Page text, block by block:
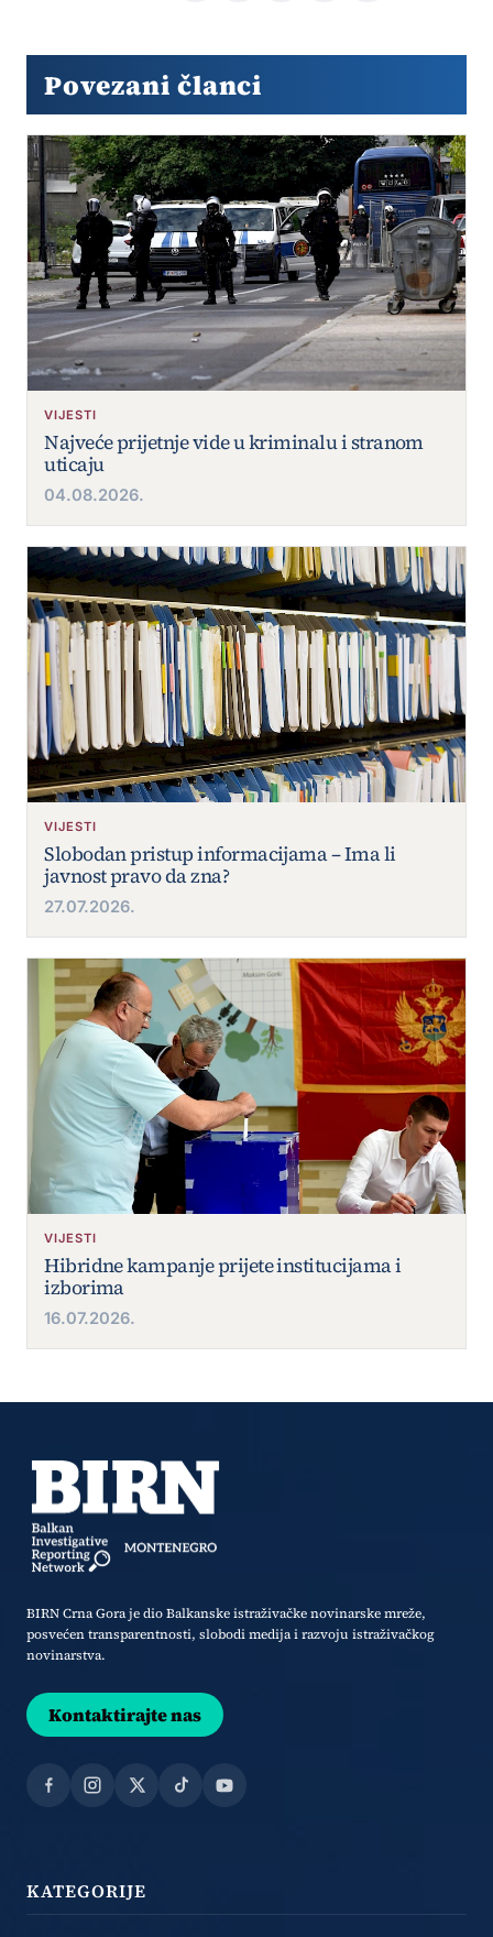
Povezani članci
VIJESTI
Najveće prijetnje vide u kriminalu i stranom
uticaju
04.08.2026.
VIJESTI
Slobodan pristup informacijama – Ima li
javnost pravo da zna?
27.07.2026.
VIJESTI
Hibridne kampanje prijete institucijama i
izborima
16.07.2026.
BIRN Crna Gora je dio Balkanske istraživačke novinarske mreže,
posvećen transparentnosti, slobodi medija i razvoju istraživačkog
novinarstva.
Kontaktirajte nas
Facebook
Instagram
X TikTokYouTube
KATEGORIJE